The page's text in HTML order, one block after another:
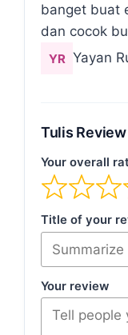
banget buat
dan cocok
Yayan
Tulis
Your overall
Title of your
Your review